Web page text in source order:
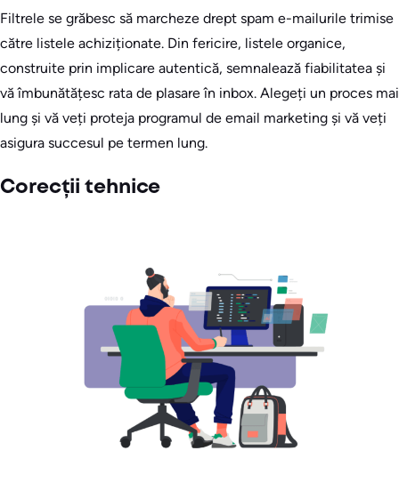
Filtrele se grăbesc să marcheze drept spam e-mailurile trimise
către listele achiziționate. Din fericire, listele organice,
construite prin implicare autentică, semnalează fiabilitatea și
vă îmbunătățesc rata de plasare în inbox. Alegeți un proces mai
lung și vă veți proteja programul de email marketing și vă veți
asigura succesul pe termen lung.
Corecții tehnice